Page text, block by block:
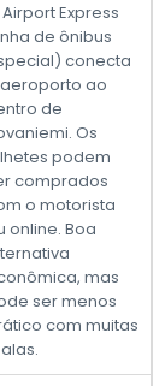
Express
de ônibus
conecta
ao
de
Os
podem
comprados
o motorista
online. Boa
mas
ser menos
com muitas